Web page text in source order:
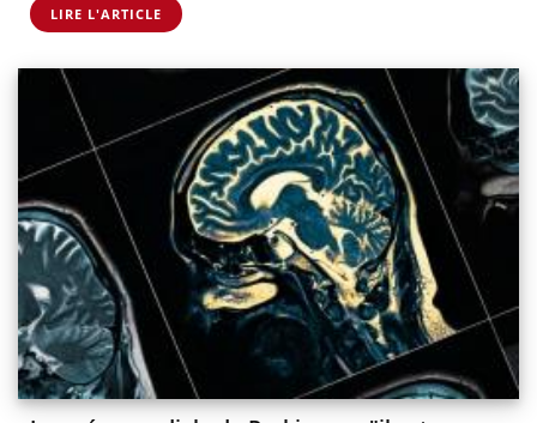
LIRE L'ARTICLE